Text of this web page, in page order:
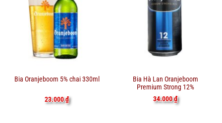
Bia Oranjeboom 5% chai 330ml
23.000₫
Bia Hà Lan Oranjeboom
Premium Strong 12%
34.000₫